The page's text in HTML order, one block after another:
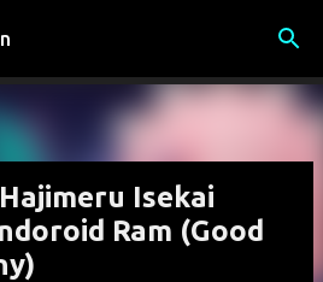
principal
Isekai
Ram (Good